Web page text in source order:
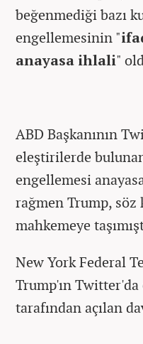
beğenmediği bazı
engellemesinin "
anayasa ihlali"
ABD Başkanının
eleştirilerde
engellemesi
rağmen Trump, söz
mahkemeye
New York Federal
Trump'ın
tarafından açılan